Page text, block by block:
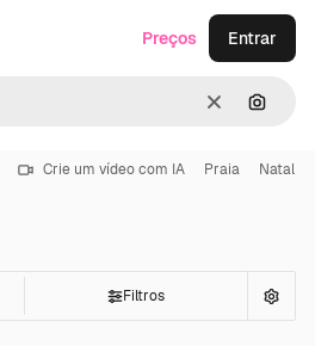
Limpar
Preços Entrar
Crie um vídeo com IA Praia Natal
Filtros